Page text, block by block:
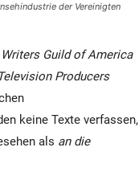
der Vereinigten
Writers Guild of America
Producers
keine Texte verfassen,
als an die